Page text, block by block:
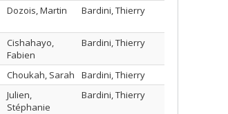
Dozois, Martin Bardini, Thierry
Cishahayo,
Fabien
Bardini, Thierry
Choukah, Sarah
Bardini, Thierry
Julien,
Stéphanie
Bardini, Thierry